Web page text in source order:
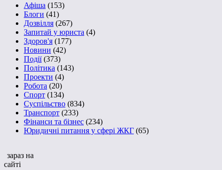
Афіша (153)
Блоги (41)
Дозвілля (267)
Запитай у юриста (4)
Здоров'я (177)
Новини (42)
Події(373)
Політика (143)
Проекти (4)
Робота (20)
Спорт (134)
Суспільство (834)
Транспорт (233)
Фінанси та бізнес (234)
Юридичні питання у сфері ЖКГ (65)
зараз на
сайті